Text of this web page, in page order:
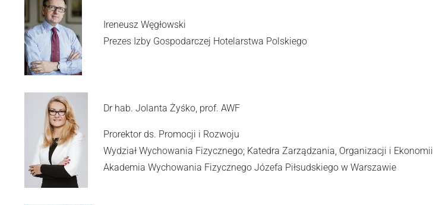
Ireneusz Węgłowski
Prezes Izby Gospodarczej Hotelarstwa Polskiego
Dr hab. Jolanta Żyśko, prof. AWF
Prorektor ds. Promocji i Rozwoju
Wydział Wychowania Fizycznego; Katedra Zarządzania, Organizacji i Ekonomii
Akademia Wychowania Fizycznego Józefa Piłsudskiego w Warszawie